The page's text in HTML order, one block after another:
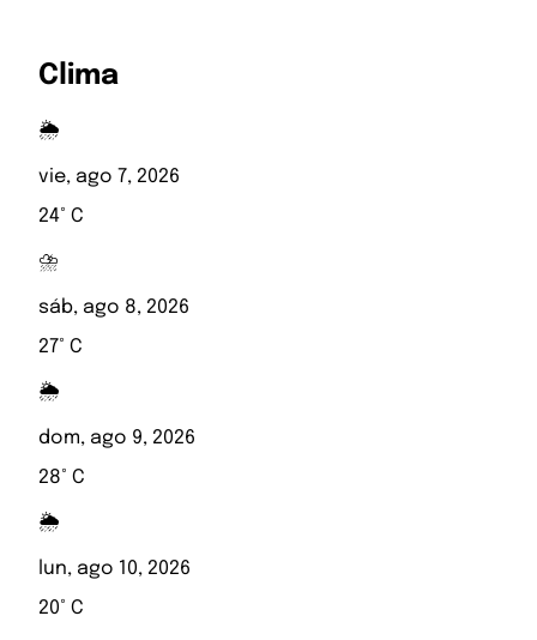
Clima
🌦️
vie, ago 7, 2026
24° C
⛈️
sáb, ago 8, 2026
27° C
🌦️
dom, ago 9, 2026
28° C
🌦️
lun, ago 10, 2026
20° C